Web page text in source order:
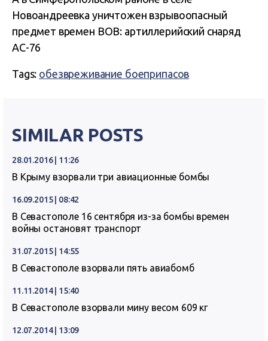
Новоандреевка уничтожен взрывоопасный
предмет времен ВОВ: артиллерийский снаряд
АС-76
Tags: обезвреживание боеприпасов
SIMILAR POSTS
28.01.2016 | 11:26
В Крыму взорвали три авиационные бомбы
16.09.2015 | 08:42
В Севастополе 16 сентября из-за бомбы времен
войны остановят транспорт
31.07.2015 | 14:55
В Севастополе взорвали пять авиабомб
11.11.2014 | 15:40
В Севастополе взорвали мину весом 609 кг
12.07.2014 | 13:09